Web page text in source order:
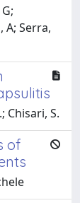
A; Serra,
Chisari, S.
of